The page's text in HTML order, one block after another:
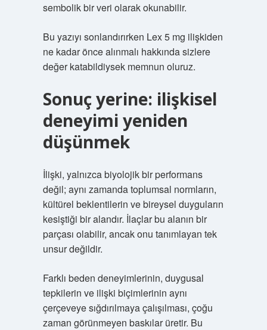
sembolik bir veri olarak okunabilir.
Bu yazıyı sonlandırırken Lex 5 mg ilişkiden
ne kadar önce alınmalı hakkında sizlere
değer katabildiysek memnun oluruz.
Sonuç yerine: ilişkisel
deneyimi yeniden
düşünmek
İlişki, yalnızca biyolojik bir performans
değil; aynı zamanda toplumsal normların,
kültürel beklentilerin ve bireysel duyguların
kesiştiği bir alandır. İlaçlar bu alanın bir
parçası olabilir, ancak onu tanımlayan tek
unsur değildir.
Farklı beden deneyimlerinin, duygusal
tepkilerin ve ilişki biçimlerinin aynı
çerçeveye sığdırılmaya çalışılması, çoğu
zaman görünmeyen baskılar üretir. Bu